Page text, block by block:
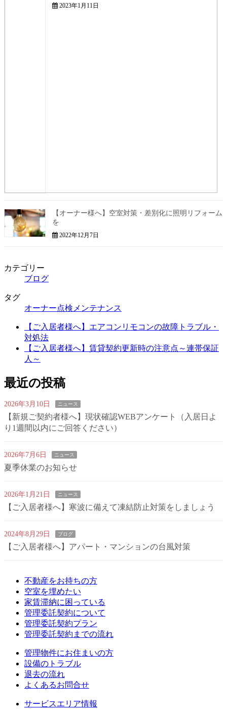
2023年1月11日
【オーナー様へ】空室対策・差別化に照明リフォーム
を
2022年12月7日
カテゴリー
ブログ
タグ
オーナー点検 メンテナンス
【ご入居者様へ】エアコンリモコンの故障トラブル・
対処法
【ご入居者様へ】賃貸契約更新時の注意点～連帯保証
人～
最近の投稿
2026年3月10日 ニュース
【新規ご契約者様へ】現状確認WEBアンケート（入居日よ
り1週間以内にご回答ください）
2026年7月6日 ニュース
夏季休業のお知らせ
2026年1月21日 ニュース
【ご入居者様へ】寒波に備えて凍結防止対策をしましょう
2024年8月29日 ブログ
【ご入居者様へ】アパート・マンションの台風対策
不動産をお持ちの方
空室を埋めたい
家賃滞納に困っている
管理委託契約について
管理委託契約プラン
管理委託契約までの流れ
管理物件にお住まいの方
設備のトラブル
退去の流れ
よくあるお問合せ
サービスエリア情報